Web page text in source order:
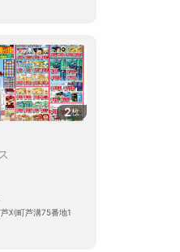
2枚
刈町芦溝75番地1